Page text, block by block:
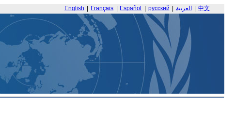
English Français Español русский العربية 中文